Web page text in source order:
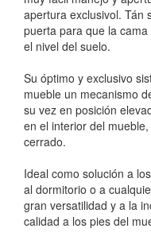
apertura exclusivol. Tán
puerta para que la
el nivel del suelo.
Su óptimo y exclusivo
mueble un mecanismo
su vez en posición
en el interior del
cerrado.
Ideal como solución a
al dormitorio o a
gran versatilidad y a la
calidad a los pies del